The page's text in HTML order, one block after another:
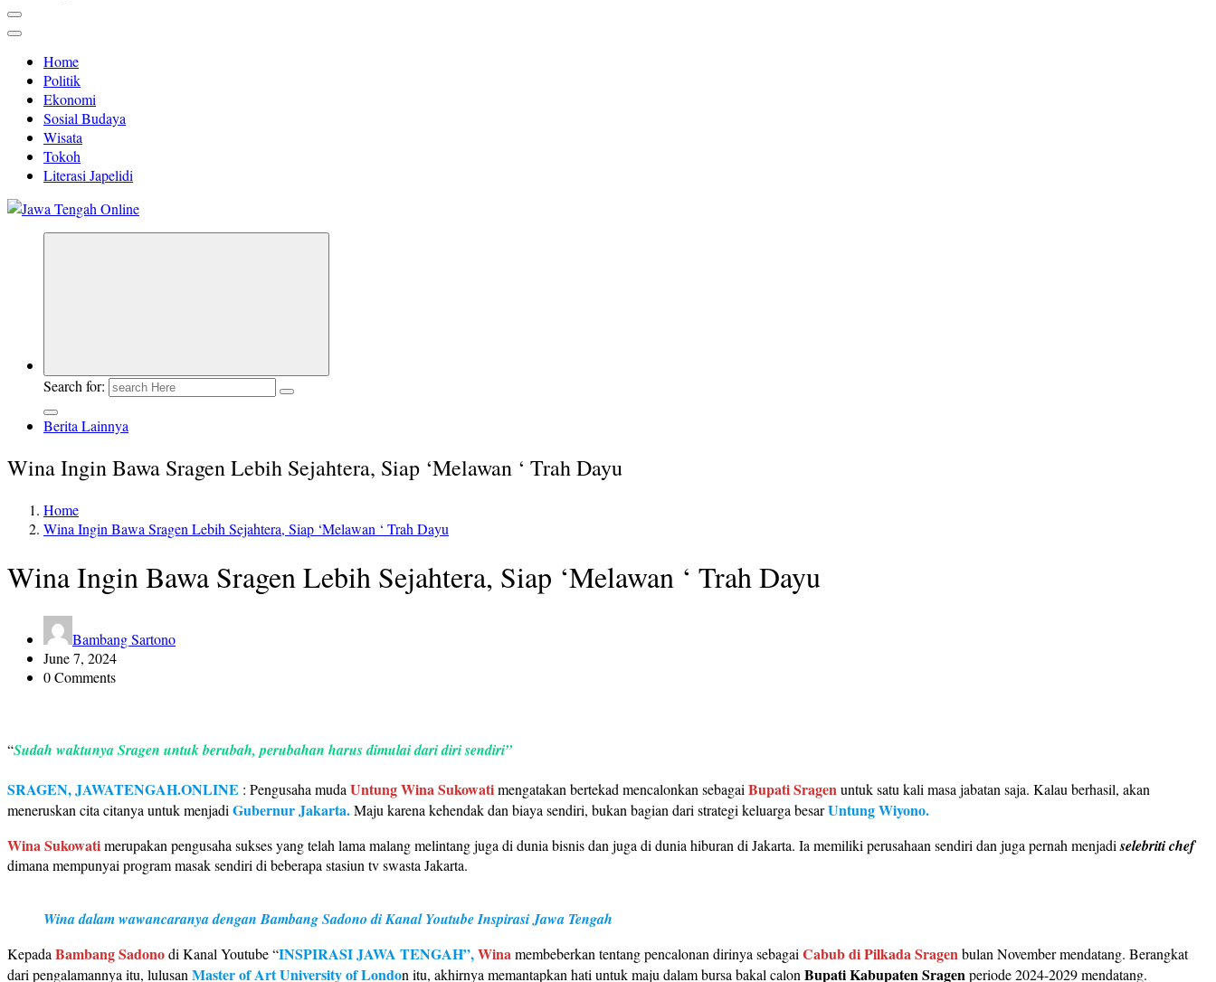
Home
Politik
Ekonomi
Sosial Budaya
Wisata
Tokoh
Literasi Japelidi
Search for:
Berita Lainnya
Wina Ingin Bawa Sragen Lebih Sejahtera, Siap ‘Melawan ‘ Trah Dayu
Home
Wina Ingin Bawa Sragen Lebih Sejahtera, Siap ‘Melawan ‘ Trah Dayu
Wina Ingin Bawa Sragen Lebih Sejahtera, Siap ‘Melawan ‘ Trah Dayu
Bambang Sartono
June 7, 2024
0 Comments
“Sudah waktunya Sragen untuk berubah, perubahan harus dimulai dari diri sendiri”
SRAGEN, JAWATENGAH.ONLINE : Pengusaha mudaUntung Wina Sukowatimengatakan bertekad mencalonkan sebagaiBupati Sragenuntuk satu kali masa jabatan saja. Kalau berhasil, akan
meneruskan cita citanya untuk menjadiGubernur Jakarta.Maju karena kehendak dan biaya sendiri, bukan bagian dari strategi keluarga besarUntung Wiyono.
Wina Sukowatimerupakan pengusaha sukses yang telah lama malang melintang juga di dunia bisnis dan juga di dunia hiburan di Jakarta. Ia memiliki perusahaan sendiri dan juga pernah menjadiselebriti chef
dimana mempunyai program masak sendiri di beberapa stasiun tv swasta Jakarta.
Wina dalam wawancaranya dengan Bambang Sadono di Kanal Youtube Inspirasi Jawa Tengah
KepadaBambang Sadonodi Kanal Youtube “INSPIRASI JAWA TENGAH”,Winamembeberkan tentang pencalonan dirinya sebagaiCabub di Pilkada Sragenbulan November mendatang. Berangkat
dari pengalamannya itu, lulusanMaster of Art University of London itu, akhirnya memantapkan hati untuk maju dalam bursa bakal calonBupati Kabupaten Sragenperiode 2024-2029 mendatang.